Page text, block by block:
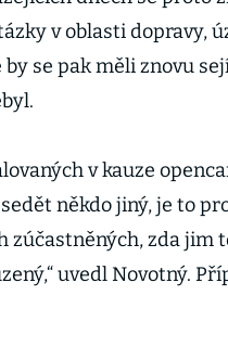
v oblasti dopravy,
se pak měli znovu
v kauze
někdo jiný, je to
zúčastněných, zda jim
uvedl Novotný.